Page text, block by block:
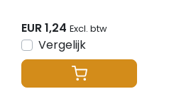
EUR 1,24 Excl. btw
Vergelijk